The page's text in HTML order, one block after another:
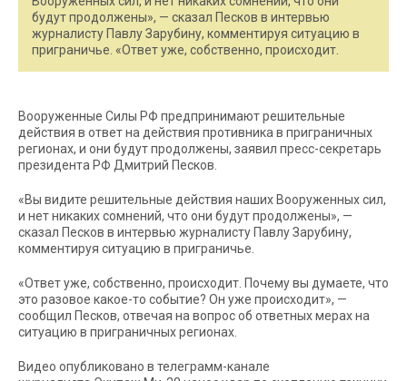
будут продолжены», — сказал Песков в интервью
журналисту Павлу Зарубину, комментируя ситуацию в
приграничье. «Ответ уже, собственно, происходит.
Вооруженные Силы РФ предпринимают решительные
действия в ответ на действия противника в приграничных
регионах, и они будут продолжены, заявил пресс-секретарь
президента РФ Дмитрий Песков.
«Вы видите решительные действия наших Вооруженных сил,
и нет никаких сомнений, что они будут продолжены», —
сказал Песков в интервью журналисту Павлу Зарубину,
комментируя ситуацию в приграничье.
«Ответ уже, собственно, происходит. Почему вы думаете, что
это разовое какое-то событие? Он уже происходит», —
сообщил Песков, отвечая на вопрос об ответных мерах на
ситуацию в приграничных регионах.
Видео опубликовано в телеграмм-канале